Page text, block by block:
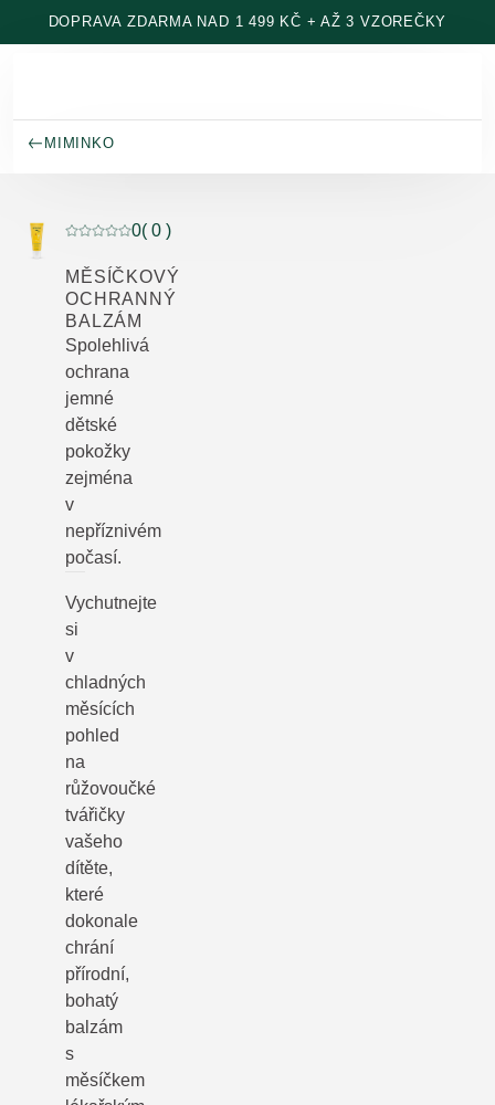
Přeskočit na hlavní obsah
DOPRAVA ZDARMA NAD 1 499 KČ + AŽ 3 VZOREČKY
MIMINKO
Aktuální hodnocení: 0 z 5 hvězdiček hodnoceno 0
0( 0 )
MĚSÍČKOVÝ
OCHRANNÝ
BALZÁM
Spolehlivá
ochrana
jemné
dětské
pokožky
zejména
v
nepříznivém
počasí.
Vychutnejte
si
v
chladných
měsících
pohled
na
růžovoučké
tvářičky
vašeho
dítěte,
které
dokonale
chrání
přírodní,
bohatý
balzám
s
měsíčkem